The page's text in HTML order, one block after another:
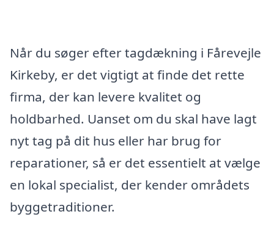
Når du søger efter tagdækning i Fårevejle
Kirkeby, er det vigtigt at finde det rette
firma, der kan levere kvalitet og
holdbarhed. Uanset om du skal have lagt
nyt tag på dit hus eller har brug for
reparationer, så er det essentielt at vælge
en lokal specialist, der kender områdets
byggetraditioner.